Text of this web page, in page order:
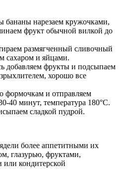
нарезаем кружочками,
фрукт обычной вилкой до
размягченный сливочный
сахаром и яйцами.
добавляем фрукты и подсыпаем
хорошо все
формочкам и отправляем
40 минут, температура 180°С.
сладкой пудрой.
более аппетитными их
глазурью, фруктами,
или кондитерской